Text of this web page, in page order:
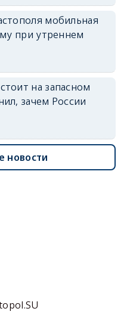
мобильная
при утреннем
на запасном
зачем России
новости